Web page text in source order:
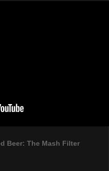
Beer: The Mash Filter